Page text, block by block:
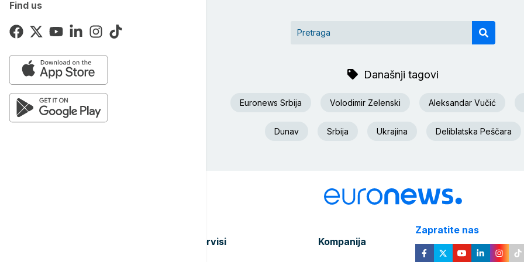
Find us
Današnji tagovi
Euronews Srbija Volodimir Zelenski Aleksandar Vučić
Dunav Srbija Ukrajina Deliblatska Peščara
Servisi Kompanija
Zapratite nas